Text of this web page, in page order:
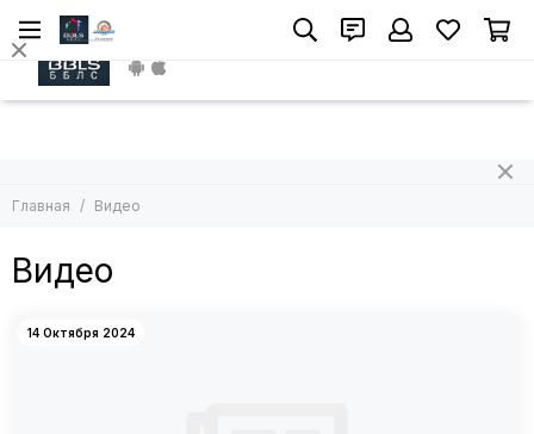
Главная Видео
Видео
14 Октября 2024